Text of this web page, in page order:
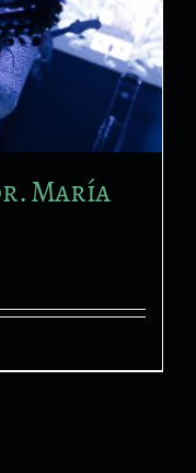
María